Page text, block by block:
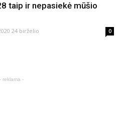
taip ir nepasiekė mūšio
24 birželio 0
- reklama -